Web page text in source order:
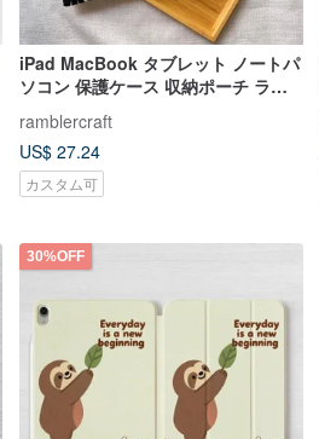
iPad MacBook タブレット ノートパ
ソコン 保護ケース 収納ポーチ ライ
トカーキ×モノクロ花柄
ramblercraft
US$ 27.24
カスタム可
30%OFF